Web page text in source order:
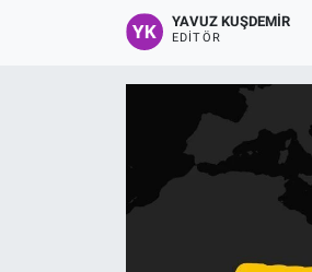
YAVUZ KUŞDEMIR
EDITÖR